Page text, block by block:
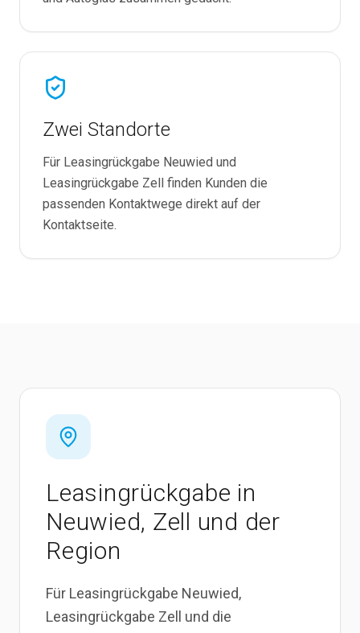
Zwei Standorte
Für Leasingrückgabe Neuwied und
Leasingrückgabe Zell finden Kunden die
passenden Kontaktwege direkt auf der
Kontaktseite.
Leasing­rückgabe in
Neuwied, Zell und der
Region
Für Leasingrückgabe Neuwied,
Leasingrückgabe Zell und die